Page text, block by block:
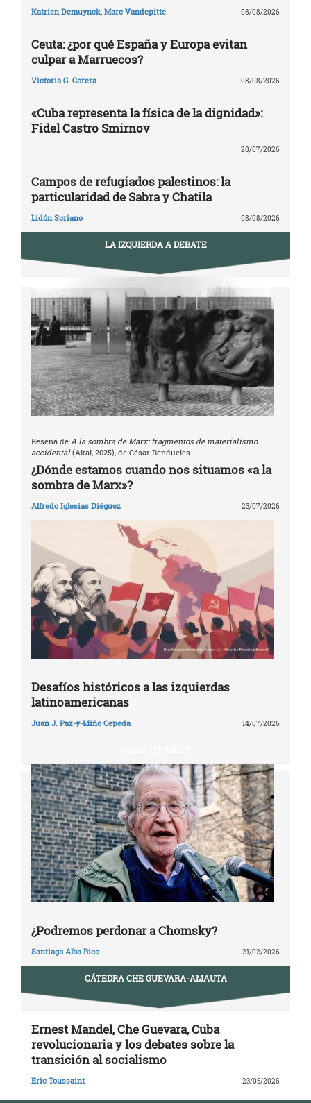
Katrien Demuynck, Marc Vandepitte 08/08/2026
Ceuta: ¿por qué España y Europa evitan
culpar a Marruecos?
Victoria G. Corera 08/08/2026
«Cuba representa la física de la dignidad»:
Fidel Castro Smirnov
28/07/2026
Campos de refugiados palestinos: la
particularidad de Sabra y Chatila
Lidón Soriano 08/08/2026
LA IZQUIERDA A DEBATE
Reseña de A la sombra de Marx: fragmentos de materialismo
accidental(Akal, 2025), de César Rendueles.
¿Dónde estamos cuando nos situamos «a la
sombra de Marx»?
Alfredo Iglesias Diéguez 23/07/2026
Desafíos históricos a las izquierdas
latinoamericanas
Juan J. Paz-y-Miño Cepeda 14/07/2026
¿Podremos perdonar a Chomsky?
Santiago Alba Rico 21/02/2026
CÁTEDRA CHE GUEVARA-AMAUTA
Ernest Mandel, Che Guevara, Cuba
revolucionaria y los debates sobre la
transición al socialismo
Eric Toussaint 23/05/2026